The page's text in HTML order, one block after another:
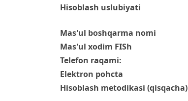
Hisoblash uslubiyati
Mas'ul boshqarma nomi
Mas'ul xodim FISh
Telefon raqami:
Elektron pohcta
Hisoblash metodikasi (qisqacha)